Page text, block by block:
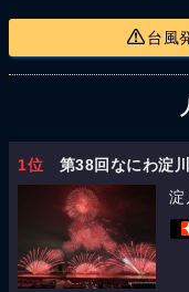
台風
1位 第38回なにわ淀
淀